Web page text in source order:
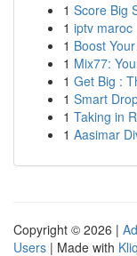
1 Score Big
1 iptv maroc
1 Boost
1 Mix77:
1 Get Big :
1 Smart
1 Taking in
1 Aasimar
Copyright © 2026 |
Users | Made with